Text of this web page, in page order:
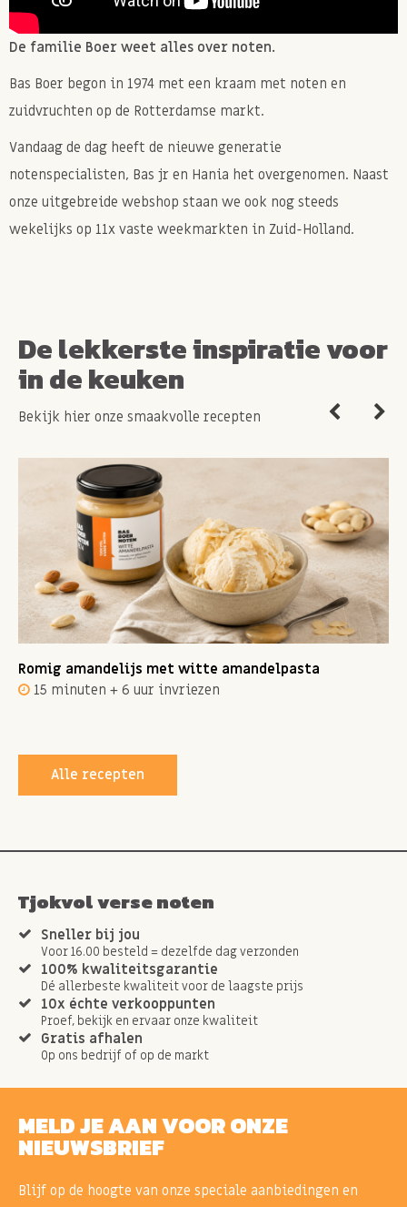
De familie Boer weet alles over noten.
Bas Boer begon in 1974 met een kraam met noten en
zuidvruchten op de Rotterdamse markt.
Vandaag de dag heeft de nieuwe generatie
notenspecialisten, Bas jr en Hania het overgenomen. Naast
onze uitgebreide webshop staan we ook nog steeds
wekelijks op 11x vaste weekmarkten in Zuid-Holland.
De lekkerste inspiratie voor
in de keuken
Bekijk hier onze smaakvolle recepten
Romig amandelijs met witte amandelpasta
15 minuten + 6 uur invriezen
Alle recepten
Tjokvol verse noten
Sneller bij jou
Voor 16.00 besteld = dezelfde dag verzonden
100% kwaliteitsgarantie
Dé allerbeste kwaliteit voor de laagste prijs
10x échte verkooppunten
Proef, bekijk en ervaar onze kwaliteit
Gratis afhalen
Op ons bedrijf of op de markt
MELD JE AAN VOOR ONZE
NIEUWSBRIEF
Blijf op de hoogte van onze speciale aanbiedingen en